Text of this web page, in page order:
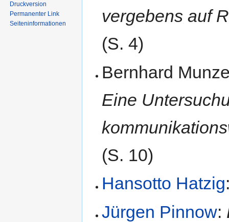
vergebens auf
(S. 4)
Bernhard
Eine
(S. 10)
Hansotto Hatzig
Jürgen Pinnow:
Druckversion
Permanenter Link
Seiten­informationen